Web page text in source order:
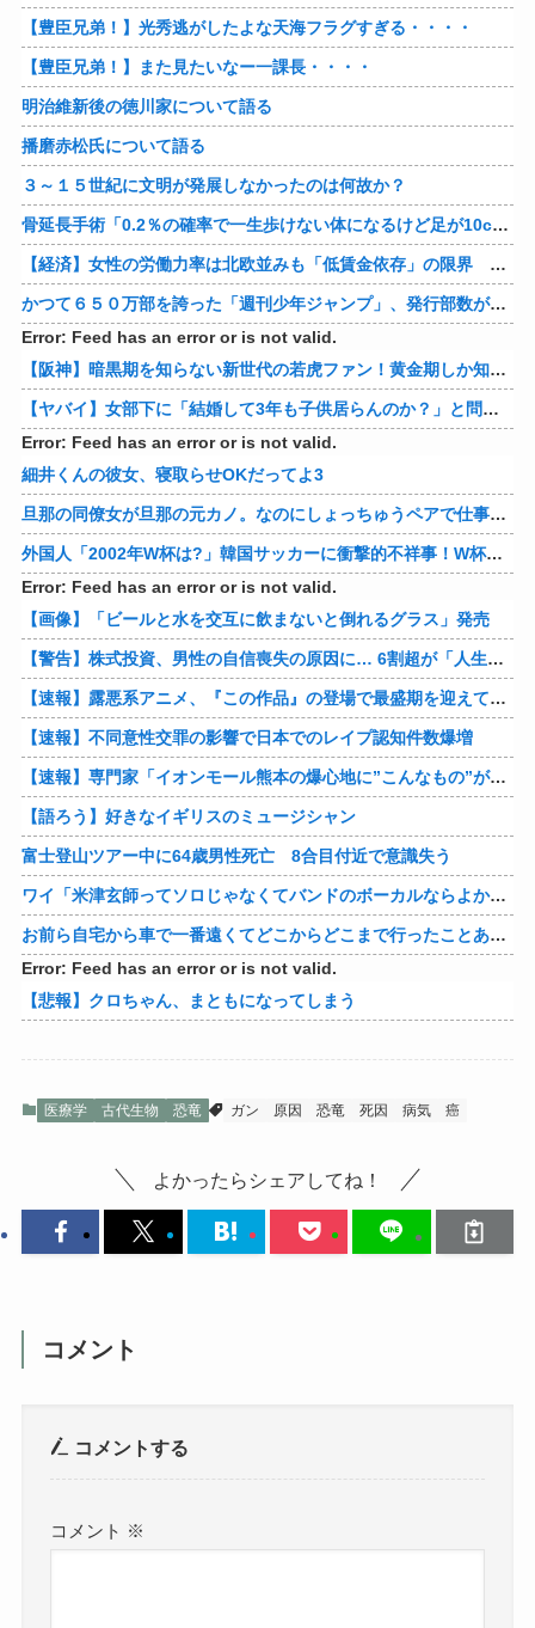
【豊臣兄弟！】光秀逃がしたよな天海フラグすぎる・・・・
【豊臣兄弟！】また見たいなー一課長・・・・
明治維新後の徳川家について語る
播磨赤松氏について語る
３～１５世紀に文明が発展しなかったのは何故か？
骨延長手術「0.2％の確率で一生歩けない体になるけど足が10cm伸びます」←コスパ良すぎるだろ
【経済】女性の労働力率は北欧並みも「低賃金依存」の限界 団塊世代の完全引退で、企業が迫られる“最後の選択”
かつて６５０万部を誇った「週刊少年ジャンプ」、発行部数が初の100万部割れ
Error: Feed has an error or is not valid.
【阪神】暗黒期を知らない新世代の若虎ファン！黄金期しか知らない現代のファン事情と驚きのリアル
【ヤバイ】女部下に「結婚して3年も子供居らんのか？」と問い詰めた結果ｗｗｗｗ 他
Error: Feed has an error or is not valid.
細井くんの彼女、寝取らせOKだってよ3
旦那の同僚女が旦那の元カノ。なのにしょっちゅうペアで仕事してて遅くまで残業したり二人で出張に行ったり。なんで「今度の出張は一人で行く」って嘘つくのかな
外国人「2002年W杯は?」韓国サッカーに衝撃的不祥事！W杯予選でレフリーへの性的接待発覚！海外騒然！【海外の反応】
Error: Feed has an error or is not valid.
【画像】「ビールと水を交互に飲まないと倒れるグラス」発売
【警告】株式投資、男性の自信喪失の原因に… 6割超が「人生の敗者」自認
【速報】露悪系アニメ、『この作品』の登場で最盛期を迎えてしまう…
【速報】不同意性交罪の影響で日本でのレイプ認知件数爆増
【速報】専門家「イオンモール熊本の爆心地に”こんなもの”があったんだけど…」
【語ろう】好きなイギリスのミュージシャン
富士登山ツアー中に64歳男性死亡 8合目付近で意識失う
ワイ「米津玄師ってソロじゃなくてバンドのボーカルならよかったよね」
お前ら自宅から車で一番遠くてどこからどこまで行ったことある？
Error: Feed has an error or is not valid.
【悲報】クロちゃん、まともになってしまう
医療学 古代生物 恐竜 ガン 原因 恐竜 死因 病気 癌
よかったらシェアしてね！
コメント
コメントする
コメント ※